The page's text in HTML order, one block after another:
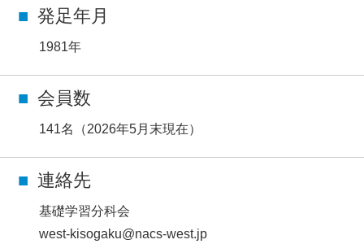
発足年月
1981年
会員数
141名（2026年5月末現在）
連絡先
基礎学習分科会
west-kisogaku@nacs-west.jp